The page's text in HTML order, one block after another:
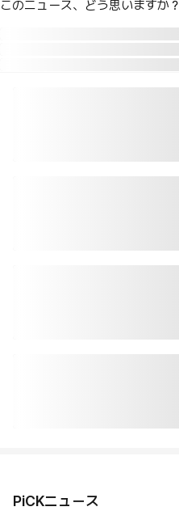
このニュース、どう思いますか？
PiCKニュース